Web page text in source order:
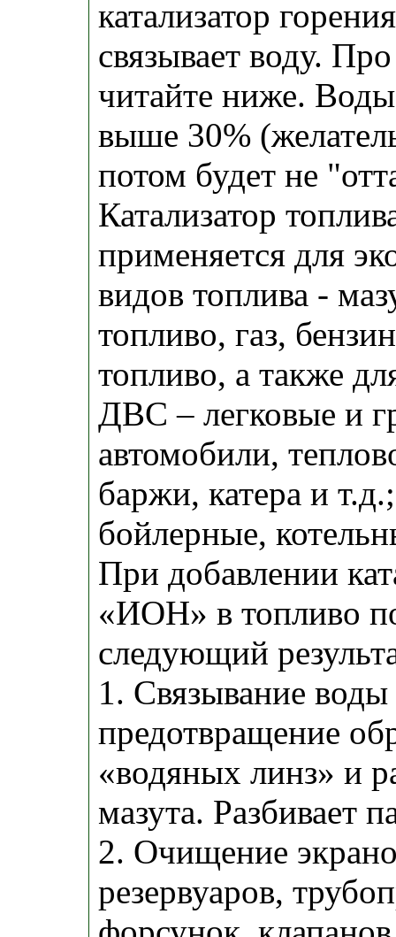
катализатор
связывает воду.
читайте ниже.
выше 30%
потом будет не
Катализатор
применяется для
видов топлива -
топливо, газ,
топливо, а также
ДВС – легковые и
автомобили,
баржи, катера и
бойлерные,
При добавлении
«ИОН» в топливо
следующий
1. Связывание воды
предотвращение
«водяных линз» и
мазута. Разбивает
2. Очищение
резервуаров,